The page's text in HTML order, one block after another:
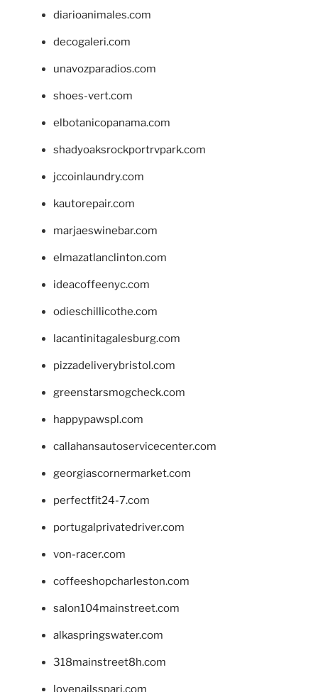
diarioanimales.com
decogaleri.com
unavozparadios.com
shoes-vert.com
elbotanicopanama.com
shadyoaksrockportrvpark.com
jccoinlaundry.com
kautorepair.com
marjaeswinebar.com
elmazatlanclinton.com
ideacoffeenyc.com
odieschillicothe.com
lacantinitagalesburg.com
pizzadeliverybristol.com
greenstarsmogcheck.com
happypawspl.com
callahansautoservicecenter.com
georgiascornermarket.com
perfectfit24-7.com
portugalprivatedriver.com
von-racer.com
coffeeshopcharleston.com
salon104mainstreet.com
alkaspringswater.com
318mainstreet8h.com
lovenailsspari.com